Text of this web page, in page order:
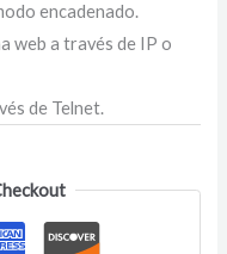
encadenado.
web a través de IP o
de Telnet.